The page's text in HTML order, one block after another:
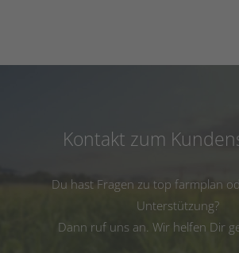
Kontakt zum
Du hast Fragen zu top farmplan
Unterstützung?
Dann ruf uns an. Wir helfen Dir